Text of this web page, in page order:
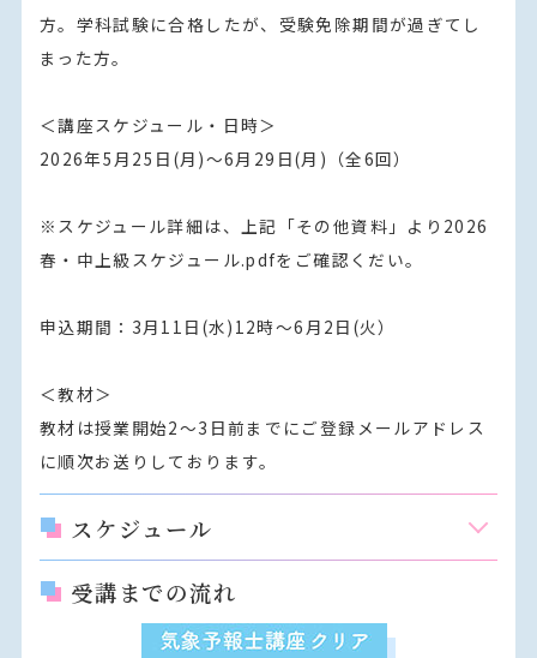
方。学科試験に合格したが、受験免除期間が過ぎてし
まった方。
＜講座スケジュール・日時＞
2026年5月25日(月)～6月29日(月)（全6回）
※スケジュール詳細は、上記「その他資料」より2026
春・中上級スケジュール.pdfをご確認くだい。
申込期間：3月11日(水)12時～6月2日(火）
＜教材＞
教材は授業開始2～3日前までにご登録メールアドレス
に順次お送りしております。
スケジュール
受講までの流れ